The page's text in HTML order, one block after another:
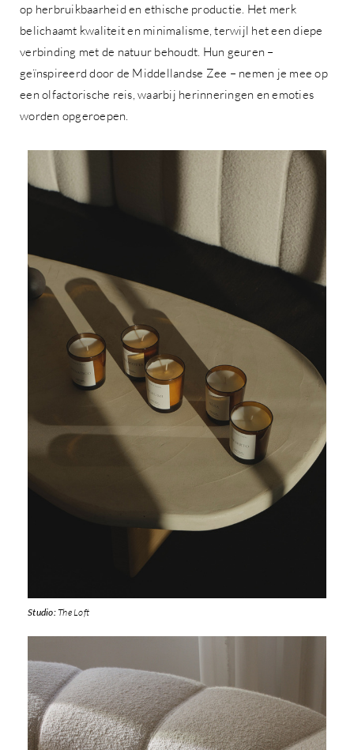
op herbruikbaarheid en ethische productie. Het merk
belichaamt kwaliteit en minimalisme, terwijl het een diepe
verbinding met de natuur behoudt. Hun geuren –
geïnspireerd door de Middellandse Zee – nemen je mee op
een olfactorische reis, waarbij herinneringen en emoties
worden opgeroepen.
Studio:The Loft